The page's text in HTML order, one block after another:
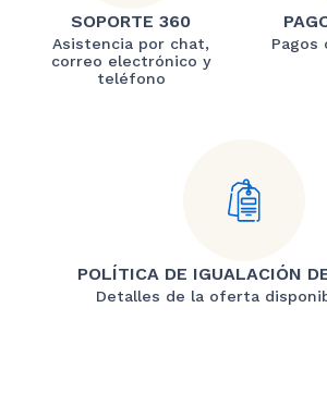
SOPORTE 360
Asistencia por chat,
correo electrónico y
teléfono
Pagos
POLÍTICA DE IGUALACIÓN
Detalles de la oferta